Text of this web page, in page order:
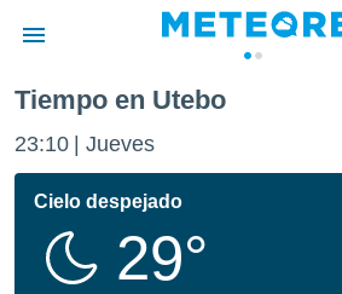
de
ha sido
Tiempo en Utebo
23:10 Jueves
Cielo despejado
29°